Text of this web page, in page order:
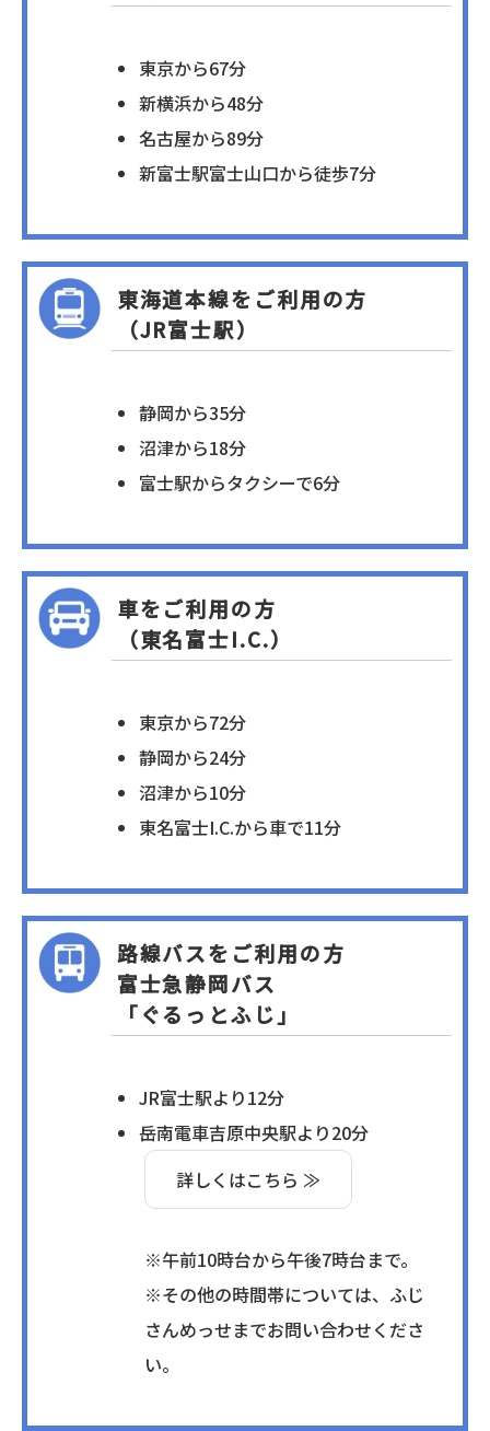
東京から67分
新横浜から48分
名古屋から89分
新富士駅富士山口から徒歩7分
東海道本線をご利用の方
（JR富士駅）
静岡から35分
沼津から18分
富士駅からタクシーで6分
車をご利用の方
（東名富士I.C.）
東京から72分
静岡から24分
沼津から10分
東名富士I.C.から車で11分
路線バスをご利用の方
富士急静岡バス
「ぐるっとふじ」
JR富士駅より12分
岳南電車吉原中央駅より20分
詳しくはこちら ≫
※午前10時台から午後7時台まで。
※その他の時間帯については、ふじ
さんめっせまでお問い合わせくださ
い。